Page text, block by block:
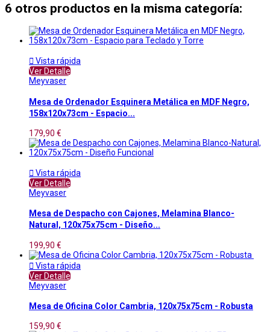
6 otros productos en la misma categoría:
 Vista rápida
Ver Detalle
Meyvaser
Mesa de Ordenador Esquinera Metálica en MDF Negro,
158x120x73cm - Espacio...
179,90 €
 Vista rápida
Ver Detalle
Meyvaser
Mesa de Despacho con Cajones, Melamina Blanco-
Natural, 120x75x75cm - Diseño...
199,90 €
 Vista rápida
Ver Detalle
Meyvaser
Mesa de Oficina Color Cambria, 120x75x75cm - Robusta
159,90 €